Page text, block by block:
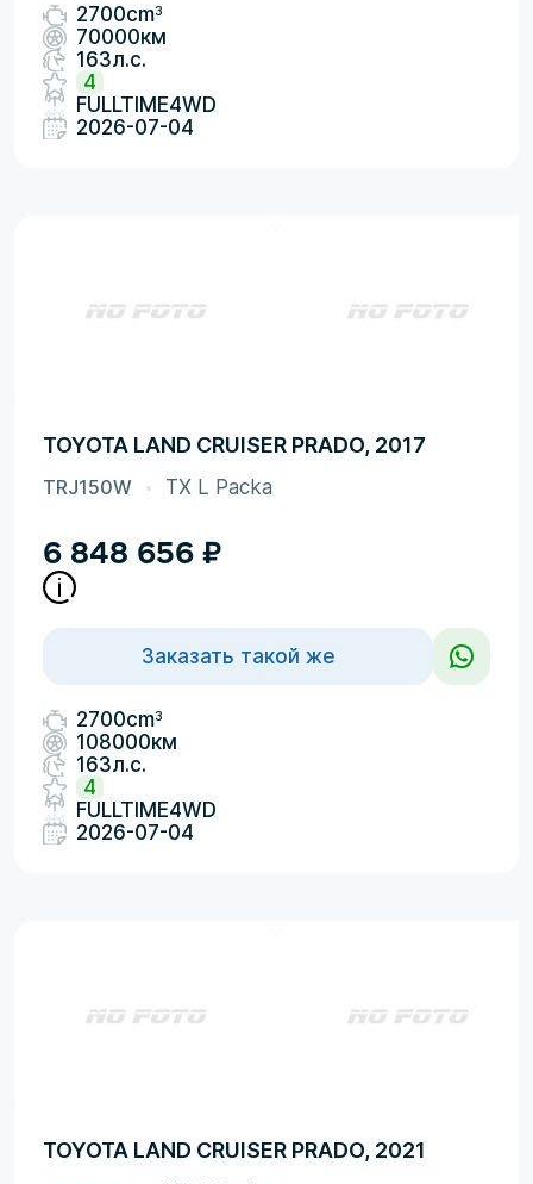
2700cm3
70000км
163л.с.
4
FULLTIME4WD
2026-07-04
TOYOTA LAND CRUISER PRADO, 2017
TRJ150W TX L Packa
6 848 656 ₽
Заказать такой же
2700cm3
108000км
163л.с.
4
FULLTIME4WD
2026-07-04
TOYOTA LAND CRUISER PRADO, 2021